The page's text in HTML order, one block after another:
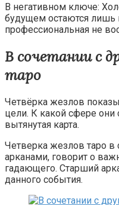
В негативном ключе:
будущем остаются лишь
профессиональная не
В сочетании с
таро
Четвёрка жезлов
цели. К какой сфере они
вытянутая карта.
Четверка жезлов таро в
арканами, говорит о
гадающего. Старший
данного события.